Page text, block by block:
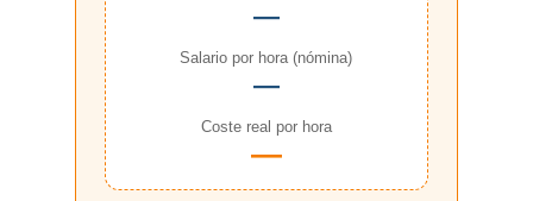
—
Salario por hora (nómina)
—
Coste real por hora
—